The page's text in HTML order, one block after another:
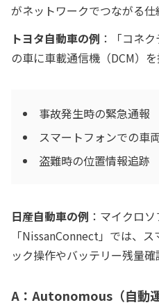
がネットワークでつながる仕
トヨタ自動車の例 ：「コネ
の車に車載通信機（DCM）
事故発生時の緊急通報
スマートフォンでの車
盗難時の位置情報追跡
日産自動車の例 ：マイクロ
「NissanConnect」では、
ック操作やバッテリー残量確
A：Autonomous（自動運